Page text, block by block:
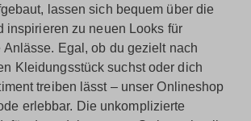
lassen sich bequem über die
inspirieren zu neuen Looks für
Egal, ob du gezielt nach
Kleidungsstück suchst oder dich
treiben lässt – unser Onlineshop
erlebbar. Die unkomplizierte